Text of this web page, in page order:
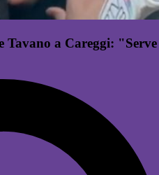
Tavano a Careggi: "Serve